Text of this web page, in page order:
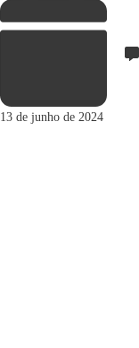
13 de junho de 2024